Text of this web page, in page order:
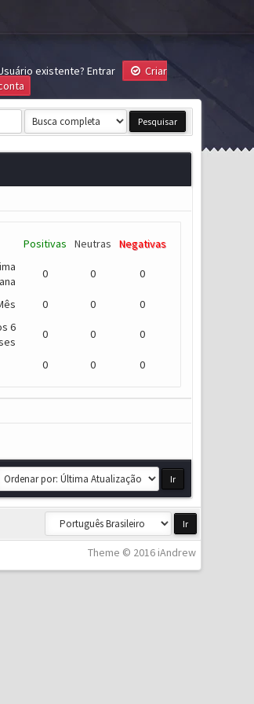
existente? Entrar
Criar
Positivas Neutras
Negativas
0 0 0
0 0
0
6
0 0 0
0 0 0
Theme © 2016 iAndrew